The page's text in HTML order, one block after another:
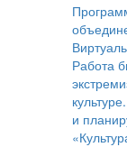
Работа
и